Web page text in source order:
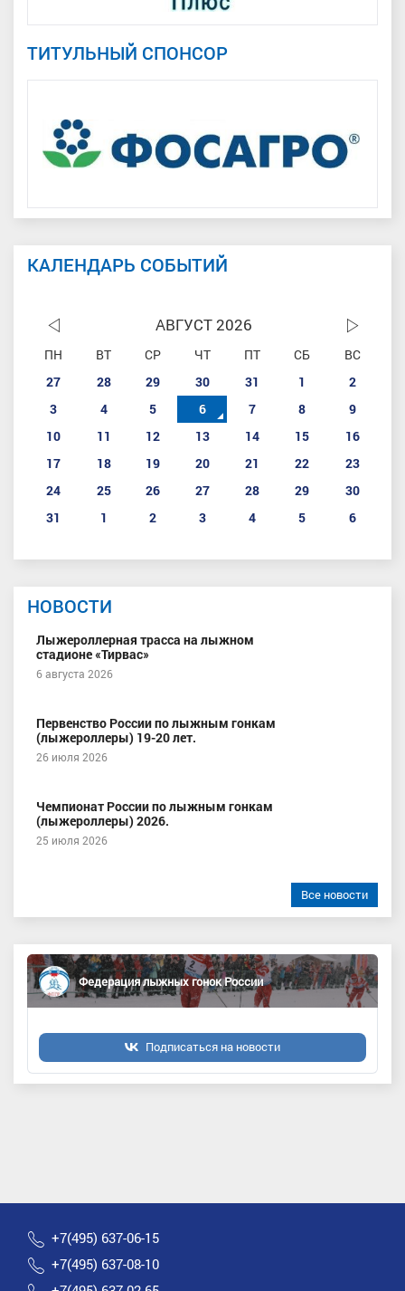
ТИТУЛЬНЫЙ СПОНСОР
КАЛЕНДАРЬ СОБЫТИЙ
АВГУСТ 2026
ПН ВТ СР ЧТ ПТ СБ
ВС
27
28 29 30 31 1
2
3
4 5 6 7 8
9
10
11 12 13 14 15
16
17
18 19 20 21 22
23
24
25 26 27 28 29
30
31
1 2 3 4 5 6
НОВОСТИ
Лыжероллерная трасса на лыжном
стадионе «Тирвас»
6 августа 2026
Первенство России по лыжным гонкам
(лыжероллеры) 19-20 лет.
26 июля 2026
Чемпионат России по лыжным гонкам
(лыжероллеры) 2026.
25 июля 2026
Все новости
Федерация лыжных гонок России
Подписаться на новости
+7(495) 637-06-15
+7(495) 637-08-10